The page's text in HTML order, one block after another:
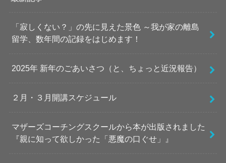
「寂しくない？」の先に見えた景色 ～我が家の離島
留学、数年間の記録をはじめます！
2025年 新年のごあいさつ（と、ちょっと近況報告）
２月・３月開講スケジュール
マザーズコーチングスクールから本が出版されました
『親に知って欲しかった「悪魔の口ぐせ」』